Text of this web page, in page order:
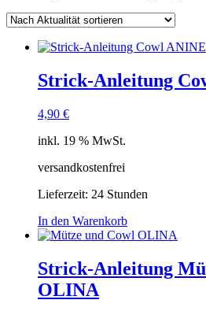
Strick-Anleitung
4,90 €
inkl. 19 % MwSt.
versandkostenfrei
Lieferzeit: 24 Stunden
In den Warenkorb
Strick-Anleitung
OLINA